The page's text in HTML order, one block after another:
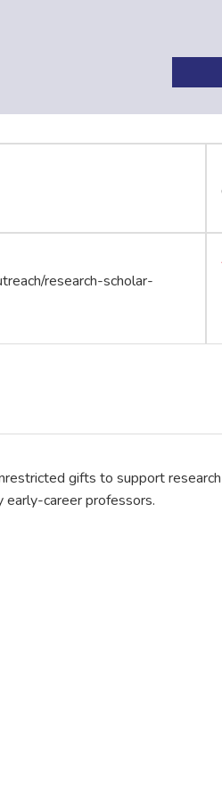
research-scholar-
gifts to support
early-career professors.